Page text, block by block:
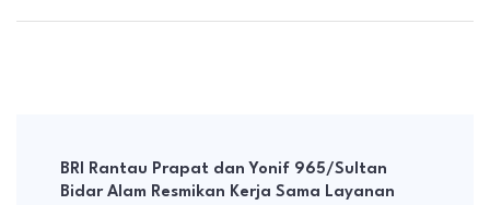
Navigation
BRI Rantau Prapat dan Yonif 965/Sultan
Bidar Alam Resmikan Kerja Sama Layanan